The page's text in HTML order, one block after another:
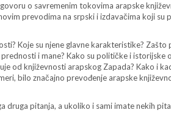
o savremenim tokovima arapske
prevodima na srpski i izdavačima koji su
Koje su njene glavne karakteristike? Zašto
i mane? Kako su političke i
od književnosti arapskog Zapada? Kako i
bilo značajno prevođenje arapske
druga pitanja, a ukoliko i sami imate nekih